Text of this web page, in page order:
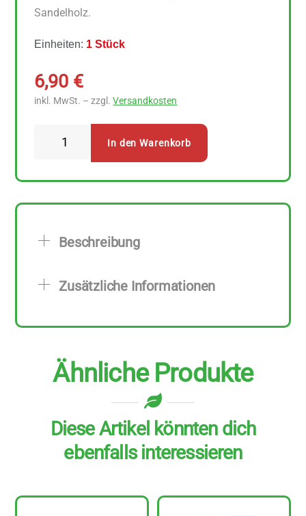
Sandelholz.
Einheiten: 1 Stück
6,90 €
inkl. MwSt. – zzgl.Versandkosten
Sai
In den Warenkorb
Beschreibung
Zusätzliche Informationen
Ähnliche Produkte
Diese Artikel könnten dich
ebenfalls interessieren